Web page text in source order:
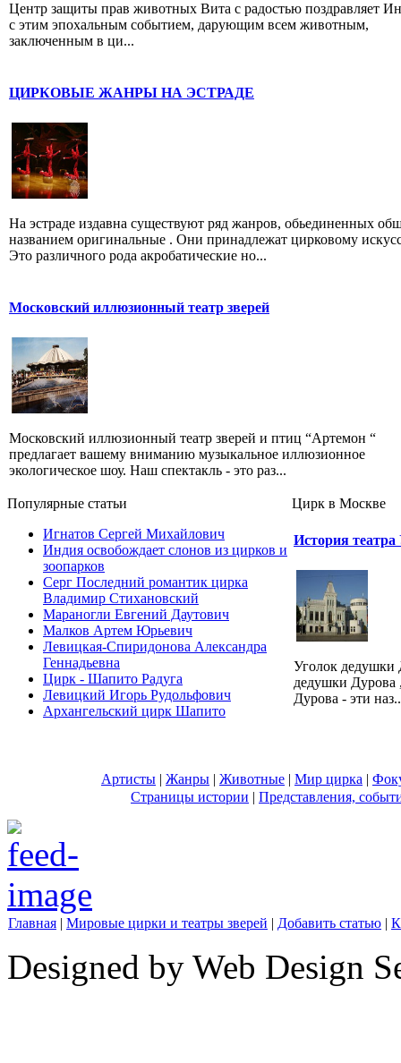
Центр защиты прав животных Вита с радостью поздравляет
с этим эпохальным событием, дарующим всем животным,
заключенным в ци...
ЦИРКОВЫЕ ЖАНРЫ НА ЭСТРАДЕ
На эстраде издавна существуют ряд жанров, обьединенных
названием оригинальные . Они принадлежат цирковому
Это различного рода акробатические но...
Московский иллюзионный театр зверей
Московский иллюзионный театр зверей и птиц “Артемон “
предлагает вашему вниманию музыкальное иллюзионное
экологическое шоу. Наш спектакль - это раз...
Популярные cтатьи
Игнатов Сергей Михайлович
Индия освобождает слонов из цирков и
зоопарков
Серг Последний романтик цирка
Владимир Стихановский
Мараногли Евгений Даутович
Малков Артем Юрьевич
Левицкая-Спиридонова Александра
Геннадьевна
Цирк - Шапито Радуга
Левицкий Игорь Рудольфович
Архангельский цирк Шапито
Цирк в Москве
История
Уголок дедушки
дедушки Дурова
Дурова - эти
Артисты | Жанры | Животные | Мир цирка |
Страницы истории | Представления,
Главная | Мировые цирки и театры зверей | Добавить статью |
Designed by Web Design